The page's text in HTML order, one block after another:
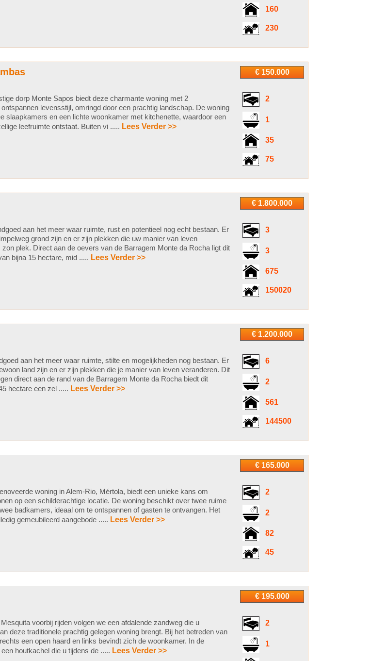
160
230
€ 150.000
2
1
35
75
dorp Monte Sapos biedt deze charmante woning met 2
levensstijl, omringd door een prachtig landschap. De woning
slaapkamers en een lichte woonkamer met kitchenette, waardoor een
leefruimte ontstaat. Buiten vi ..... Lees Verder >>
€ 1.800.000
3
3
675
150020
aan het meer waar ruimte, rust en potentieel nog echt bestaan. Er
grond zijn en er zijn plekken die uw manier van leven
plek. Direct aan de oevers van de Barragem Monte da Rocha ligt dit
bijna 15 hectare, mid ..... Lees Verder >>
€ 1.200.000
6
2
561
144500
aan het meer waar ruimte, stilte en mogelijkheden nog bestaan. Er
land zijn en er zijn plekken die je manier van leven veranderen. Dit
direct aan de rand van de Barragem Monte da Rocha biedt dit
hectare een zel ..... Lees Verder >>
€ 165.000
2
2
82
45
woning in Alem-Rio, Mértola, biedt een unieke kans om
op een schilderachtige locatie. De woning beschikt over twee ruime
badkamers, ideaal om te ontspannen of gasten te ontvangen. Het
gemeubileerd aangebode ..... Lees Verder >>
€ 195.000
2
1
voorbij rijden volgen we een afdalende zandweg die u
deze traditionele prachtig gelegen woning brengt. Bij het betreden van
een open haard en links bevindt zich de woonkamer. In de
houtkachel die u tijdens de ..... Lees Verder >>